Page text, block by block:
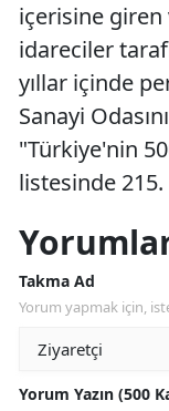
içerisine giren
idareciler
yıllar içinde
Sanayi
"Türkiye'nin
listesinde 215.
Takma Ad
Yorum yapmak için,
Yorum Yazın (500